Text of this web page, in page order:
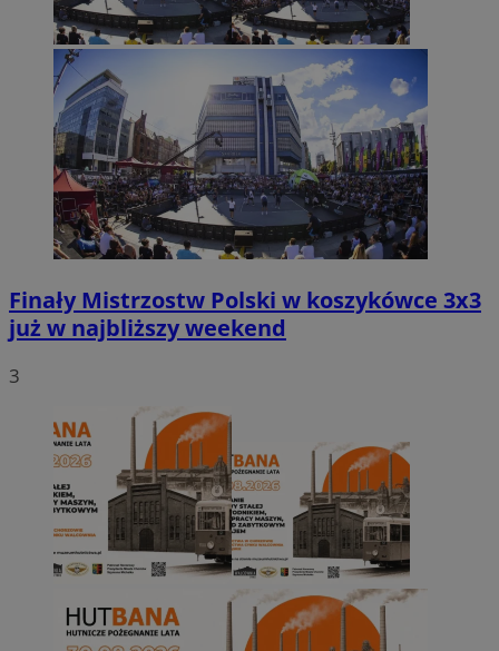
Finały Mistrzostw Polski w koszykówce 3x3
już w najbliższy weekend
3